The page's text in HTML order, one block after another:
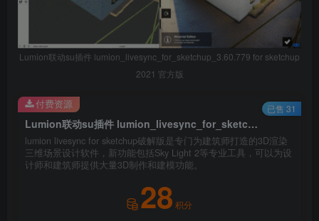
Lumion联动su插件 lumion_livesync_for_sketchup_3.60.779 for sketchup
2021 官方版
Lumion联动su插件 lumion_livesync_for_sketchup_3.60.779 for sketchup 2021 官方版
lumion livesync for sketchup破解版是专门为建筑师打造的3D渲染
三维场景设计软件，新功能包括Sky Light 2等专业工具，可以为设
计师和建筑师提供大量3D制作和建模功能。
28 积分
付费资源 已售 31